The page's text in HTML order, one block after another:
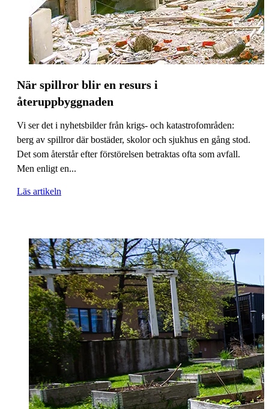
När spillror blir en resurs i
återuppbyggnaden
Vi ser det i nyhetsbilder från krigs- och katastrofområden:
berg av spillror där bostäder, skolor och sjukhus en gång stod.
Det som återstår efter förstörelsen betraktas ofta som avfall.
Men enligt en...
Läs artikeln